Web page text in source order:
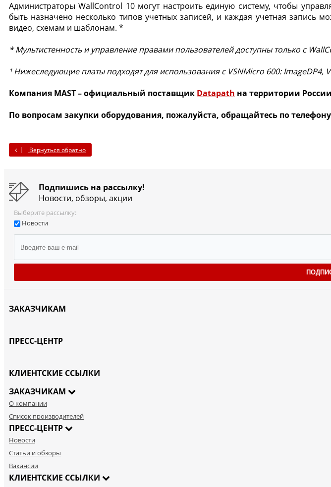
Администраторы WallControl 10 могут настроить единую систему, чтобы
быть назначено несколько типов учетных записей, и каждая учетная запись
видео, схемам и шаблонам. *
* Мультистенность и управление правами пользователей доступны только с
¹ Нижеследующие платы подходят для использования с VSNMicro 600: ImageDP4,
Компания MAST – официальный поставщик Datapath на территории
По вопросам закупки оборудования, пожалуйста, обращайтесь по телефону
Вернуться обратно
Подпишись на рассылку!
Новости, обзоры, акции
Выберите рассылку:
Новости
ЗАКАЗЧИКАМ
ПРЕСС-ЦЕНТР
КЛИЕНТСКИЕ ССЫЛКИ
ЗАКАЗЧИКАМ
О компании
Список производителей
ПРЕСС-ЦЕНТР
Новости
Статьи и обзоры
Вакансии
КЛИЕНТСКИЕ ССЫЛКИ